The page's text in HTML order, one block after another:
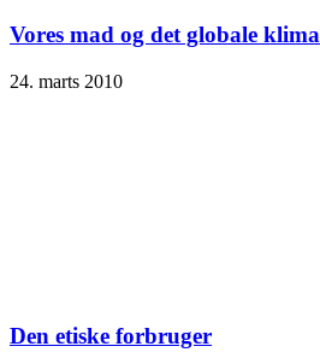
Vores mad og det globale klima
24. marts 2010
Den etiske forbruger